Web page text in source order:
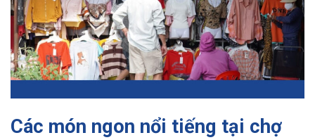
Các món ngon nổi tiếng tại chợ